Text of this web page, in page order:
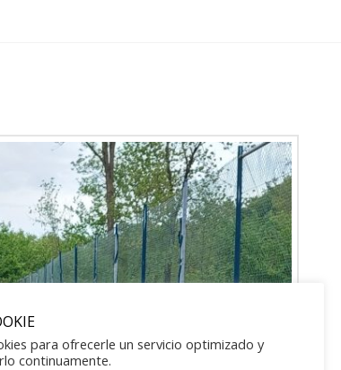
para ofrecerle un servicio optimizado y
continuamente.